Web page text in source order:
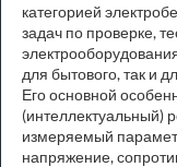
категорией
задач по проверке,
для бытового, так и
Его основной
(интеллектуальный)
измеряемый
напряжение,